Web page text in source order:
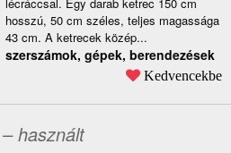
lécráccsal. Egy darab ketrec 150 cm
hosszú, 50 cm széles, teljes magassága
43 cm. A ketrecek közép...
szerszámok, gépek, berendezések
Kedvencekbe
– használt